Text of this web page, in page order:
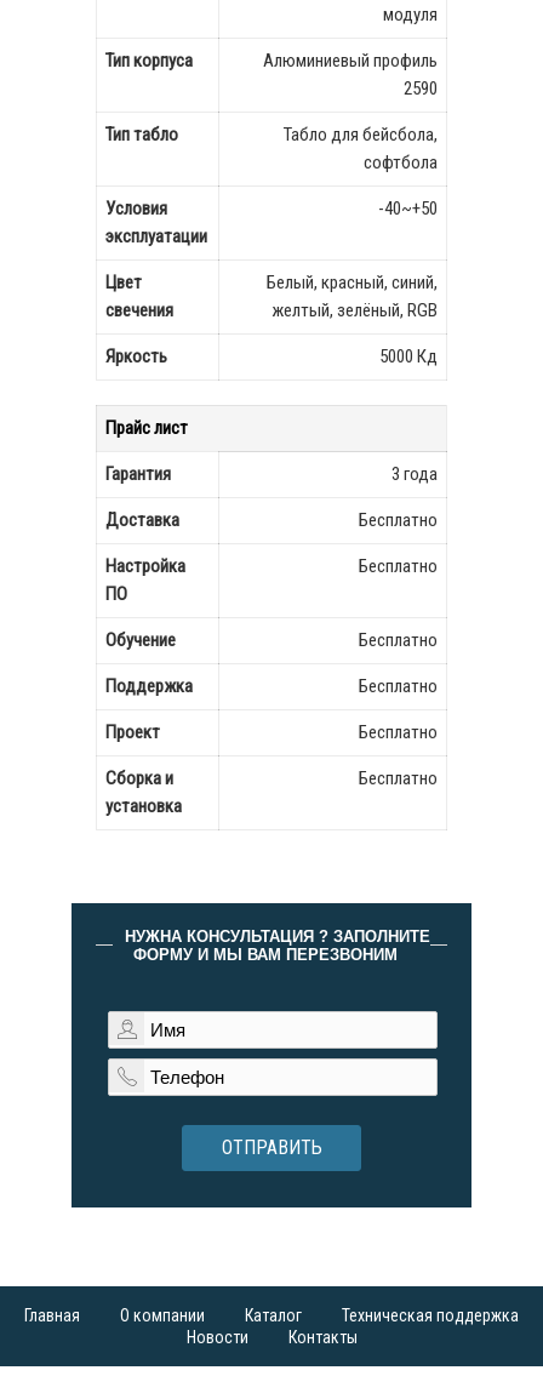
модуля
Тип корпуса
Алюминиевый профиль
2590
Тип табло
Табло для бейсбола,
софтбола
Условия
эксплуатации
-40~+50
Цвет
свечения
Белый, красный, синий,
желтый, зелёный, RGB
Яркость 5000 Кд
Прайс лист
Гарантия 3 года
Доставка Бесплатно
Настройка
ПО
Бесплатно
Обучение Бесплатно
Поддержка Бесплатно
Проект Бесплатно
Сборка и
установка
Бесплатно
НУЖНА КОНСУЛЬТАЦИЯ ? ЗАПОЛНИТЕ
ФОРМУ И МЫ ВАМ ПЕРЕЗВОНИМ
ОТПРАВИТЬ
Главная О компании Каталог
Техническая поддержка
Новости
Контакты